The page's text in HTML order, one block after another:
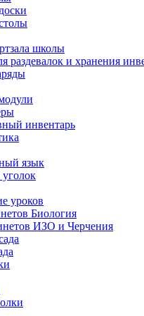
школы
раздевалок и хранения
инвентарь
язык
уроков
Биология
ИЗО и Черчения